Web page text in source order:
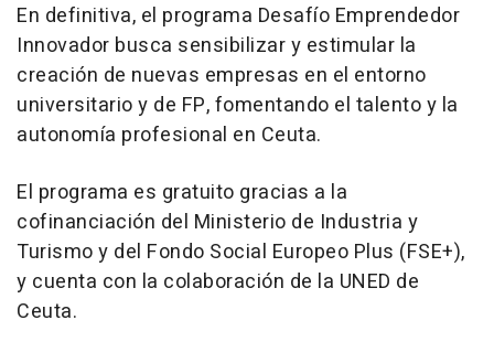
En definitiva, el programa Desafío Emprendedor
Innovador busca sensibilizar y estimular la
creación de nuevas empresas en el entorno
universitario y de FP, fomentando el talento y la
autonomía profesional en Ceuta.
El programa es gratuito gracias a la
cofinanciación del Ministerio de Industria y
Turismo y del Fondo Social Europeo Plus (FSE+),
y cuenta con la colaboración de la UNED de
Ceuta.